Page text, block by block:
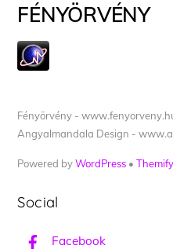
FÉNYÖRVÉNY
Fényörvény -
Angyalmandala Design -
Powered byWordPress •
Social
Facebook